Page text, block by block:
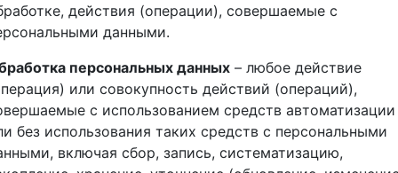
действия (операции), совершаемые с
данными.
персональных данных – любое действие
или совокупность действий (операций),
с использованием средств автоматизации
без использования таких средств с персональными
включая сбор, запись, систематизацию,